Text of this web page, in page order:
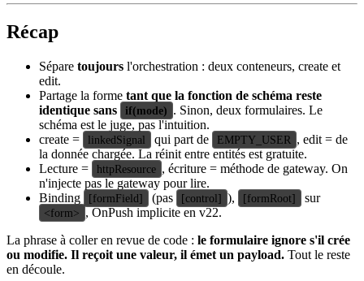
Récap
Sépare toujours l'orchestration : deux conteneurs, create et
edit.
Partage la forme tant que la fonction de schéma reste
identique sans
if(mode) . Sinon, deux formulaires. Le
schéma est le juge, pas l'intuition.
create =
linkedSignal qui part de EMPTY_USER , edit = de
la donnée chargée. La réinit entre entités est gratuite.
Lecture =
httpResource , écriture = méthode de gateway. On
n'injecte pas le gateway pour lire.
Binding
[formField] (pas [control] ), [formRoot] sur
<form> , OnPush implicite en v22.
La phrase à coller en revue de code : le formulaire ignore s'il crée
ou modifie. Il reçoit une valeur, il émet un payload. Tout le reste
en découle.